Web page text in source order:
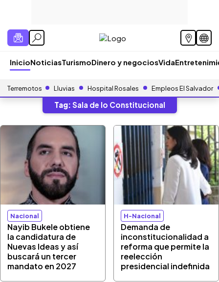
InicioNoticiasTurismoDinero y negociosVida
Terremotos Lluvias Hospital Rosales Empleos El Salvador
Tag: Sala de lo Constitucional
Nacional
Nayib Bukele obtiene
la candidatura de
Nuevas Ideas y así
buscará un tercer
mandato en 2027
H-Nacional
Demanda de
inconstitucionalidad a
reforma que permite la
reelección
presidencial indefinida